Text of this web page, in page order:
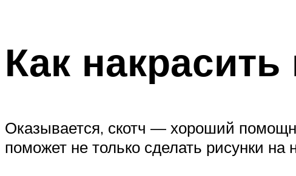
Как
Оказывается, скотч — хороший
поможет не только сделать рисунки на